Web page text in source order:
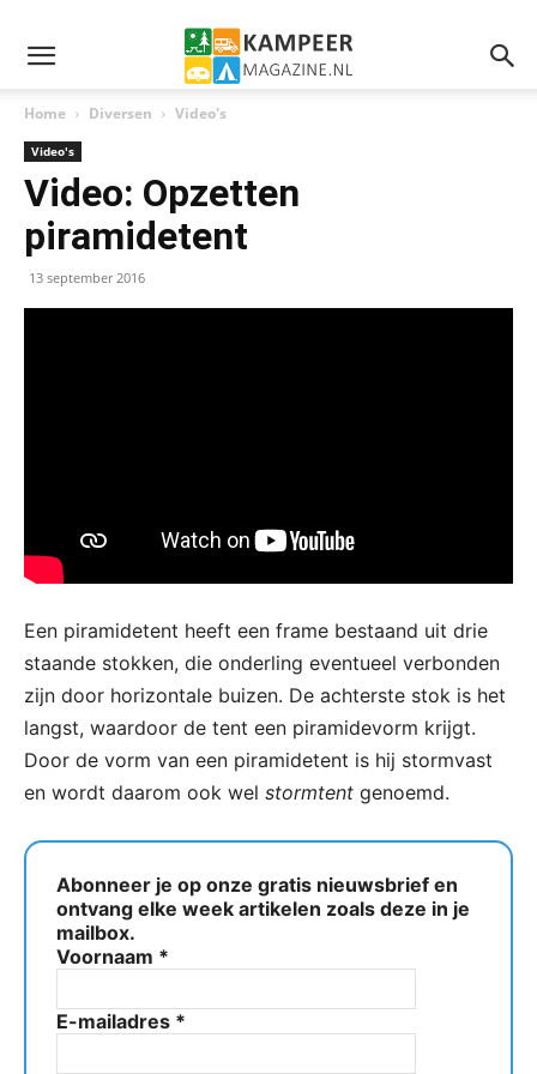
Home Diversen Video's
Video's
Video: Opzetten
piramidetent
13 september 2016
Een piramidetent heeft een frame bestaand uit drie
staande stokken, die onderling eventueel verbonden
zijn door horizontale buizen. De achterste stok is het
langst, waardoor de tent een piramidevorm krijgt.
Door de vorm van een piramidetent is hij stormvast
en wordt daarom ook wel stormtent genoemd.
Abonneer je op onze gratis nieuwsbrief en
ontvang elke week artikelen zoals deze in je
mailbox.
Voornaam *
E-mailadres *